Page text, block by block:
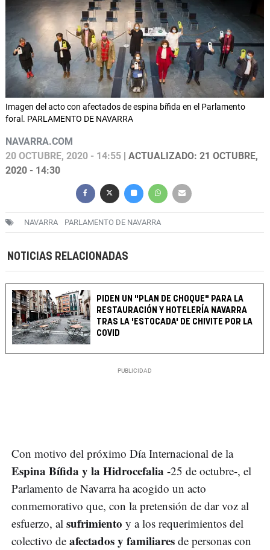
Imagen del acto con afectados de espina bífida en el Parlamento
foral. PARLAMENTO DE NAVARRA
NAVARRA.COM
20 OCTUBRE, 2020 - 14:55 | ACTUALIZADO: 21 OCTUBRE,
2020 - 14:30
NAVARRA PARLAMENTO DE NAVARRA
NOTICIAS RELACIONADAS
PIDEN UN "PLAN DE CHOQUE" PARA LA
RESTAURACIÓN Y HOTELERÍA NAVARRA
TRAS LA 'ESTOCADA' DE CHIVITE POR LA
COVID
Con motivo del próximo Día Internacional de la
Espina Bífida y la Hidrocefalia -25 de octubre-, el
Parlamento de Navarra ha acogido un acto
conmemorativo que, con la pretensión de dar voz al
esfuerzo, al sufrimiento y a los requerimientos del
colectivo de afectados y familiares de personas con